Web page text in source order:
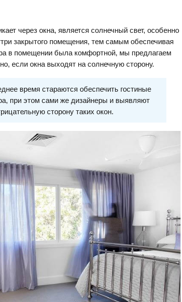
через окна, является солнечный свет, особенно
закрытого помещения, тем самым обеспечивая
в помещении была комфортной, мы предлагаем
если окна выходят на солнечную сторону.
время стараются обеспечить гостиные
при этом сами же дизайнеры и выявляют
сторону таких окон.